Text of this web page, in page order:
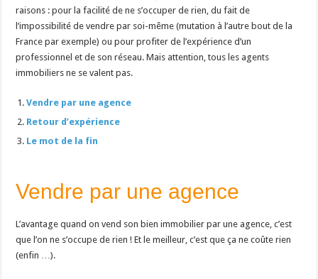
raisons : pour la facilité de ne s’occuper de rien, du fait de
l’impossibilité de vendre par soi-même (mutation à l’autre bout de la
France par exemple) ou pour profiter de l’expérience d’un
professionnel et de son réseau. Mais attention, tous les agents
immobiliers ne se valent pas.
Vendre par une agence
Retour d’expérience
Le mot de la fin
Vendre par une agence
L’avantage quand on vend son bien immobilier par une agence, c’est
que l’on ne s’occupe de rien ! Et le meilleur, c’est que ça ne coûte rien
(enfin …).